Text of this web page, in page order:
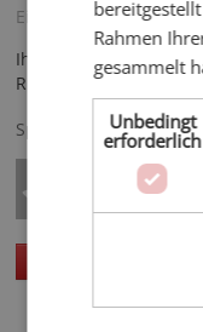
Eisacktal - Ridnaun
Ihr Top-Hotel für
Ridnaun!
Spezialisiert auf
Rahmen
gesammelt
Unbedingt
erforderlich